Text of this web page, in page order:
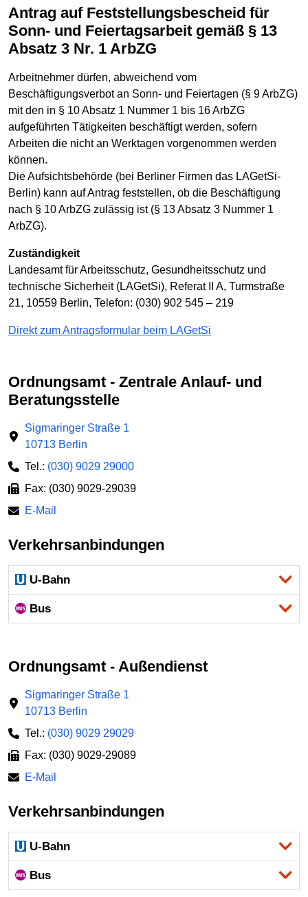
Antrag auf Feststellungsbescheid für
Sonn- und Feiertagsarbeit gemäß § 13
Absatz 3 Nr. 1 ArbZG
Arbeitnehmer dürfen, abweichend vom
Beschäftigungsverbot an Sonn- und Feiertagen (§ 9 ArbZG)
mit den in § 10 Absatz 1 Nummer 1 bis 16 ArbZG
aufgeführten Tätigkeiten beschäftigt werden, sofern
Arbeiten die nicht an Werktagen vorgenommen werden
können.
Die Aufsichtsbehörde (bei Berliner Firmen das LAGetSi-
Berlin) kann auf Antrag feststellen, ob die Beschäftigung
nach § 10 ArbZG zulässig ist (§ 13 Absatz 3 Nummer 1
ArbZG).
Zuständigkeit
Landesamt für Arbeitsschutz, Gesundheitsschutz und
technische Sicherheit (LAGetSi), Referat II A, Turmstraße
21, 10559 Berlin, Telefon: (030) 902 545 – 219
Direkt zum Antragsformular beim LAGetSi
Ordnungsamt - Zentrale Anlauf- und
Beratungsstelle
Sigmaringer Straße 1
10713 Berlin
Tel.: (030) 9029 29000
Fax: (030) 9029-29039
E-Mail
Verkehrsanbindungen
U-Bahn
Bus
Ordnungsamt - Außendienst
Sigmaringer Straße 1
10713 Berlin
Tel.: (030) 9029 29029
Fax: (030) 9029-29089
E-Mail
Verkehrsanbindungen
U-Bahn
Bus